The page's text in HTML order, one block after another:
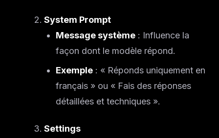
System Prompt
Message système : Influence la
façon dont le modèle répond.
Exemple : « Réponds uniquement en
français » ou « Fais des réponses
détaillées et techniques ».
Settings